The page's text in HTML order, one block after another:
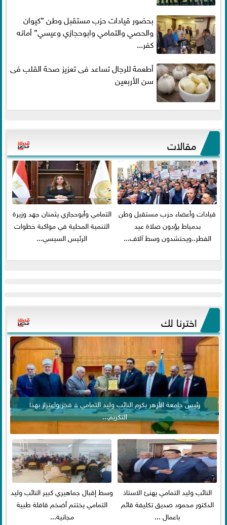
بحضور قيادات حزب مستقبل وطن ”كيوان
والحصي والتمامي وابوحجازي وعيسي” أمانه
كفر...
أطعمة للرجال تساعد فى تعزيز صحة القلب فى
سن الأربعين
مقالات
قيادات وأعضاء حزب مستقبل وطن
بدمياط يؤدون صلاة عيد
الفطر..ويحتشدون وسط آلاف...
التمامي وأبوحجازي يثمنان جهد وزيرة
التنمية المحلية في مواكبة خطوات
الرئيس السيسي...
اخترنا لك
رئيس جامعة الأزهر يكرم النائب وليد التمامي .. فخر واعتزاز بهذا
التكريم...
النائب وليد التمامي يهنئ الاستاذ
الدكتور محمود صديق تكليفة قائم
باعمال ...
وسط إقبال جماهيري كبير النائب وليد
التمامي يختتم أضخم قافلة طبية
مجانية...